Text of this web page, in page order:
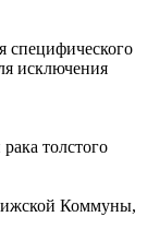
специфического
исключения
толстого
Коммуны,